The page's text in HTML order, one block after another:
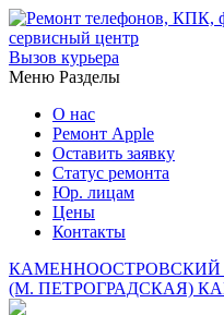
Вызов курьера
Меню Разделы
О нас
Ремонт Apple
Оставить заявку
Статус ремонта
Юр. лицам
Цены
Контакты
КАМЕННООСТРОВСКИЙ
(М. ПЕТРОГРАДСКАЯ)